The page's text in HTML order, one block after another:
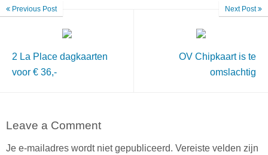
Previous Post
2 La Place dagkaarten
voor € 36,-
Next Post
OV Chipkaart is te
omslachtig
Leave a Comment
Je e-mailadres wordt niet gepubliceerd. Vereiste velden zijn